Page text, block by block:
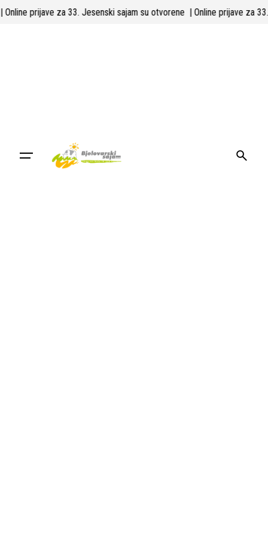
Skip
| Online prijave za 33. Jesenski sajam su otvorene | Online prijave za